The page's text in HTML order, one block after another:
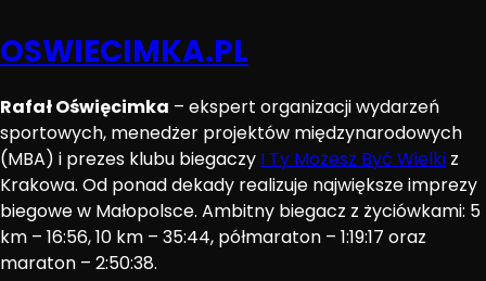
OSWIECIMKA.PL
Rafał Oświęcimka – ekspert organizacji wydarzeń
sportowych, menedżer projektów międzynarodowych
(MBA) i prezes klubu biegaczy I Ty Możesz Być Wielki z
Krakowa. Od ponad dekady realizuje największe imprezy
biegowe w Małopolsce. Ambitny biegacz z życiówkami: 5
km – 16:56, 10 km – 35:44, półmaraton – 1:19:17 oraz
maraton – 2:50:38.